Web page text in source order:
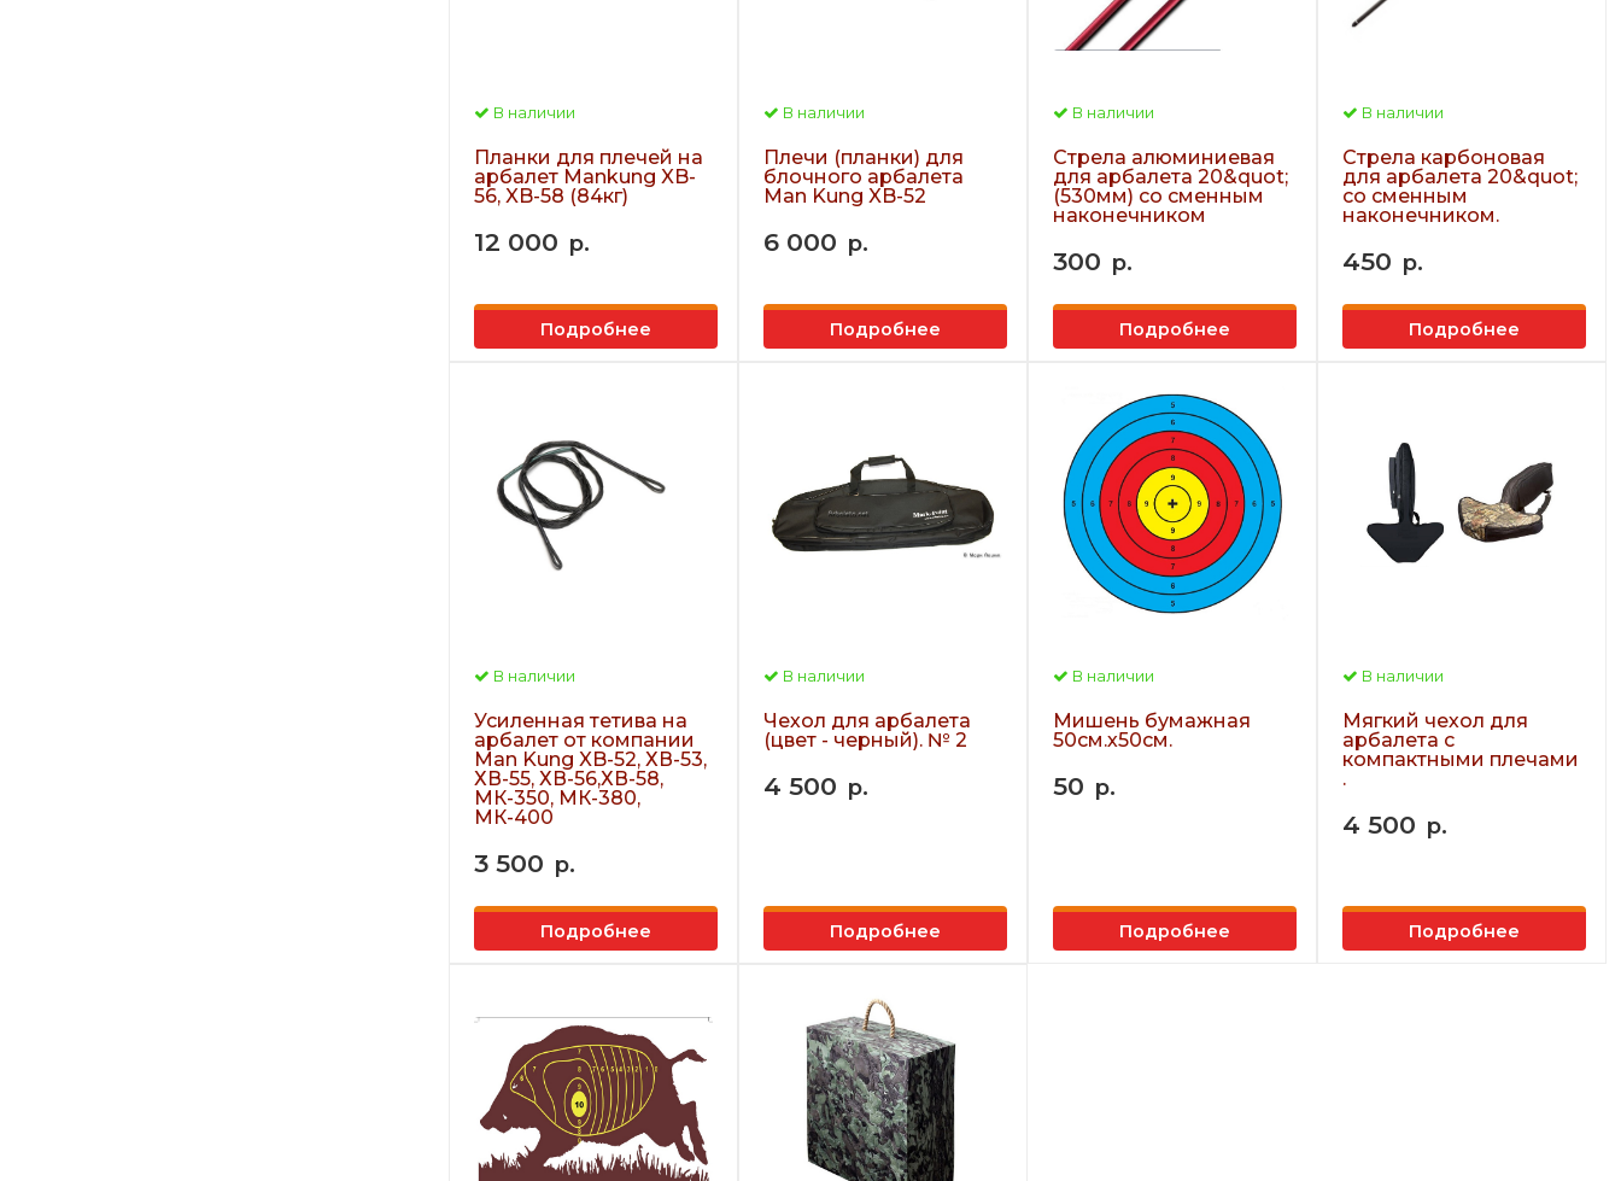
В наличии
Планки для плечей на
арбалет Mankung XB-
56, XB-58 (84кг)
12 000 р.
Подробнее
В наличии
Плечи (планки) для
блочного арбалета
Man Kung XB-52
6 000 р.
Подробнее
В наличии
Стрела алюминиевая
для арбалета 20&quot;
(530мм) со сменным
наконечником
300 р.
Подробнее
В наличии
Стрела карбоновая
для арбалета 20&quot;
со сменным
наконечником.
450 р.
Подробнее
В наличии
Усиленная тетива на
арбалет от компании
Man Kung XB-52, ХВ-53,
ХВ-55, ХВ-56,ХВ-58,
МК-350, МК-380,
МК-400
3 500 р.
Подробнее
В наличии
Чехол для арбалета
(цвет - черный). № 2
4 500 р.
Подробнее
В наличии
Мишень бумажная
50см.х50см.
50 р.
Подробнее
В наличии
Мягкий чехол для
арбалета с
компактными плечами
.
4 500 р.
Подробнее